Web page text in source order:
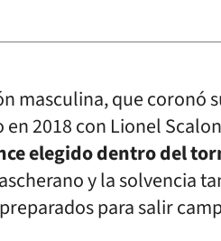
masculina, que coronó
2018 con Lionel
elegido dentro del
y la solvencia
para salir